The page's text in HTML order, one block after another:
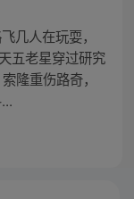
几人在玩耍，
五老星穿过研究
隆重伤路奇，